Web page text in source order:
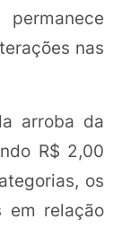
nas
arroba da
R$ 2,00
os
em relação